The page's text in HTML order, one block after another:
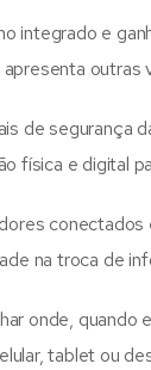
integrado e
outras
de segurança
física e digital
na troca de
onde, quando
tablet ou